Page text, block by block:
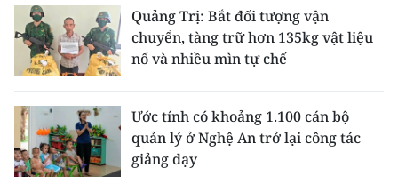
Quảng Trị: Bắt đối tượng vận
chuyển, tàng trữ hơn 135kg vật liệu
nổ và nhiều mìn tự chế
Ước tính có khoảng 1.100 cán bộ
quản lý ở Nghệ An trở lại công tác
giảng dạy